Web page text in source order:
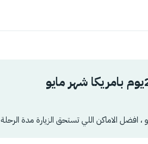
الاماكن اللي تستحق الزيارة مدة الرحلة ٢٠ يوم ؟